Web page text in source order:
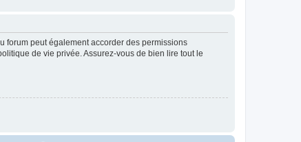
forum peut également accorder des permissions
de vie privée. Assurez-vous de bien lire tout le